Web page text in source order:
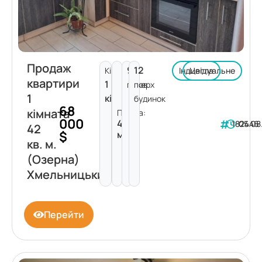
Продаж
квартири
1
кімната
42
кв. м.
(Озерна)
Хмельницький
68
000
$
Кімнат:
1
кімната
Площа:
42
м²
9
поверх
12
пов.
будинок
Індивідуальне
Цегла
182446
Перейти